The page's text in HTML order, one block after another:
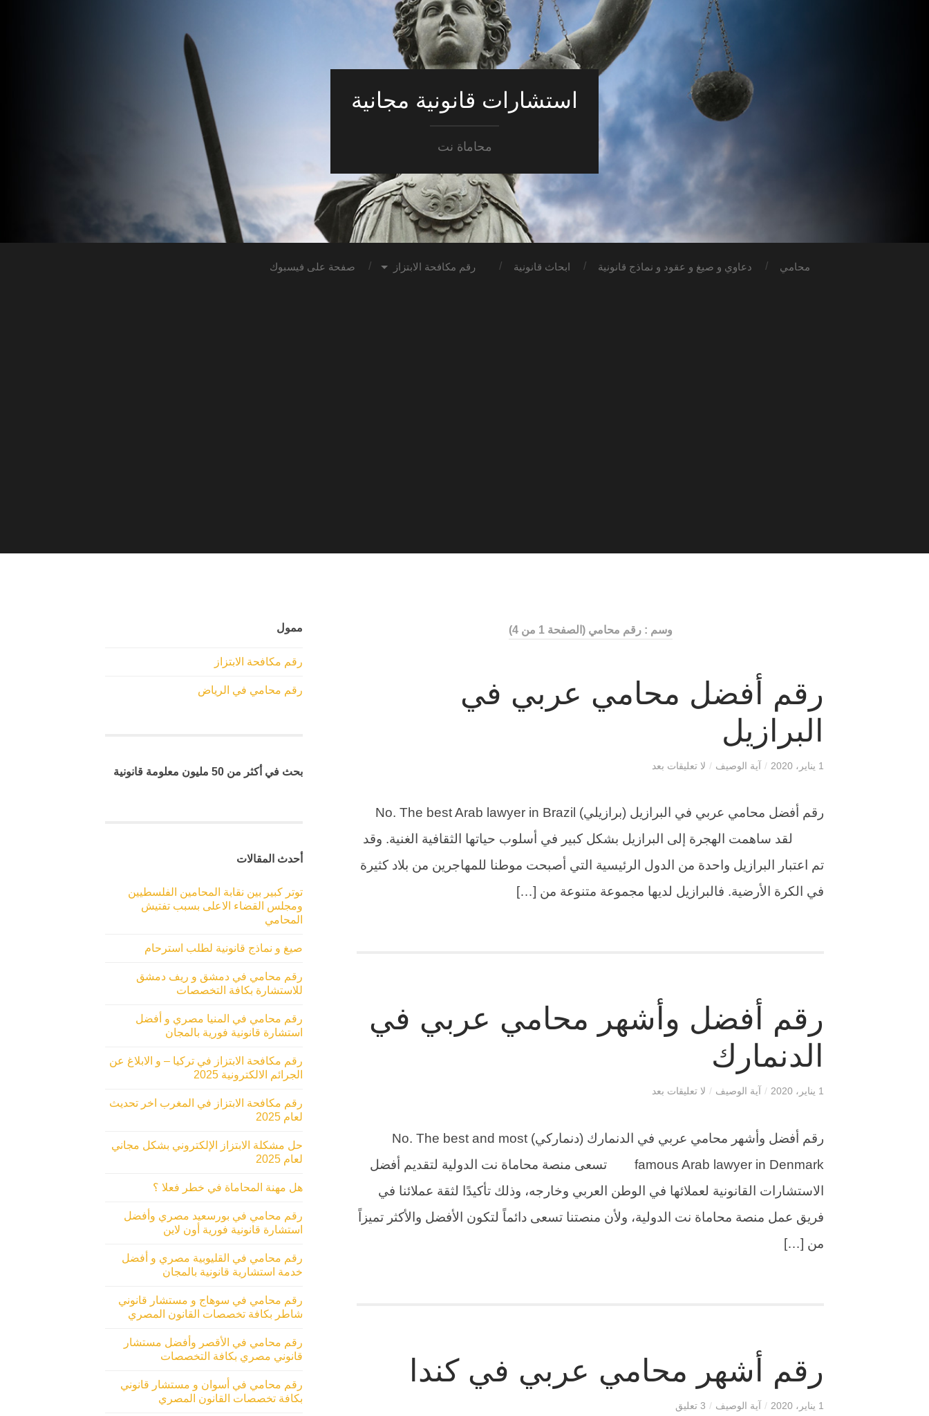
استشارات قانونية مجانية
محاماة نت
محامي دعاوي و صيغ و عقود و نماذج قانونية ابحاث قانونية رقم مكافحة الابتزاز صفحة على فيسبوك
وسم : رقم محامي(الصفحة 1 من 4)
رقم أفضل محامي عربي في
البرازيل
1 يناير، 2020 / آية الوصيف / لا تعليقات بعد
لقد ساهمت الهجرة إلى البرازيل بشكل كبير في أسلوب حياتها الثقافية الغنية. وقد
تم اعتبار البرازيل واحدة من الدول الرئيسية التي أصبحت موطنا للمهاجرين من بلاد كثيرة
في الكرة الأرضية. فالبرازيل لديها مجموعة متنوعة من […]
رقم أفضل وأشهر محامي عربي في
الدنمارك
1 يناير، 2020 / آية الوصيف / لا تعليقات بعد
رقم أفضل وأشهر محامي عربي في الدنمارك (دنماركي) No. The best and most
famous Arab lawyer in Denmark تسعى منصة محاماة نت الدولية لتقديم أفضل
الاستشارات القانونية لعملائها في الوطن العربي وخارجه، وذلك تأكيدًا لثقة عملائنا في
فريق عمل منصة محاماة نت الدولية، ولأن منصتنا تسعى دائماً لتكون الأفضل والأكثر تميزاً
من […]
رقم أشهر محامي عربي في كندا
1 يناير، 2020 / آية الوصيف / 3 تعليق
ممول
رقم مكافحة الابتزاز
رقم محامي في الرياض
بحث في أكثر من 50 مليون معلومة قانونية
أحدث المقالات
توتر كبير بين نقابة المحامين الفلسطيين
ومجلس القضاء الاعلى بسبب تفتيش
المحامي
صيغ و نماذج قانونية لطلب استرحام
رقم محامي في دمشق و ريف دمشق
للاستشارة بكافة التخصصات
رقم محامي في المنيا مصري و أفضل
استشارة قانونية فورية بالمجان
رقم مكافحة الابتزاز في تركيا – و الابلاغ عن
الجرائم الالكترونية 2025
رقم مكافحة الابتزاز في المغرب اخر تحديث
لعام 2025
حل مشكلة الابتزاز الإلكتروني بشكل مجاني
لعام 2025
هل مهنة المحاماة في خطر فعلا ؟
رقم محامي في بورسعيد مصري وأفضل
استشارة قانونية فورية أون لاين
رقم محامي في القليوبية مصري و أفضل
خدمة استشارية قانونية بالمجان
رقم محامي في سوهاج و مستشار قانوني
شاطر بكافة تخصصات القانون المصري
رقم محامي في الأقصر وأفضل مستشار
قانوني مصري بكافة التخصصات
رقم محامي في أسوان و مستشار قانوني
بكافة تخصصات القانون المصري